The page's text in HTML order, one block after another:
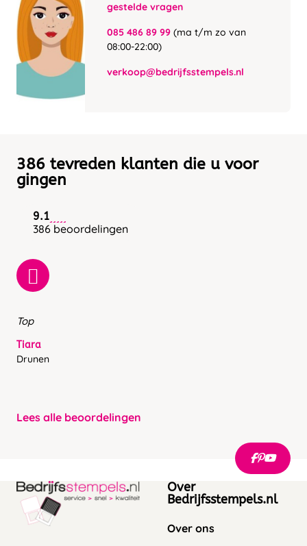
gestelde vragen
085 486 89 99 (ma t/m zo van
08:00-22:00)
verkoop@bedrijfsstempels.nl
386 tevreden klanten die u voor
gingen
9.1
386 beoordelingen
Top
Tiara
Drunen
Lees alle beoordelingen
Over
Bedrijfsstempels.nl
Over ons